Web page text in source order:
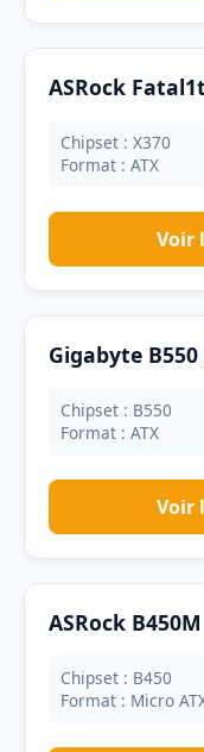
ASRock
Chipset : X370
Format : ATX
Voir
Gigabyte B550
Chipset : B550
Format : ATX
Voir
ASRock
Chipset : B450
Format : Micro